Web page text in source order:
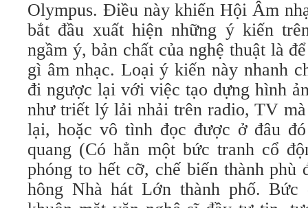
Olympus. Điều này khiến Hội Âm
bắt đầu xuất hiện những ý kiến
ngầm ý, bản chất của nghệ thuật là
gì âm nhạc. Loại ý kiến này nhanh
đi ngược lại với việc tạo dựng hình
như triết lý lải nhải trên radio, TV
lại, hoặc vô tình đọc được ở đâu
quang (Có hẳn một bức tranh cổ
phóng to hết cỡ, chế biến thành phù
hông Nhà hát Lớn thành phố. Bức